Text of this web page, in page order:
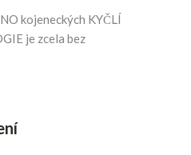
kojeneckých KYČLÍ
je zcela bez